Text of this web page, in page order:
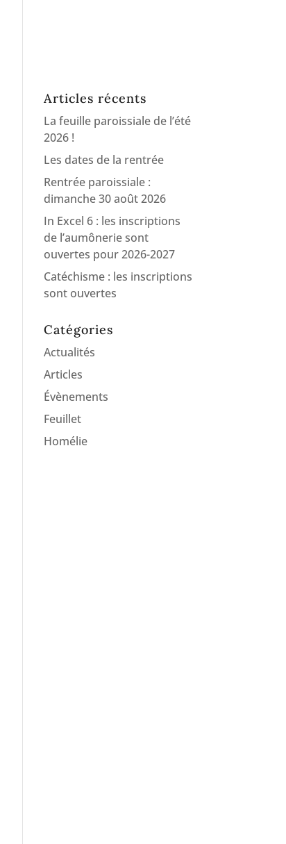
Articles récents
La feuille paroissiale de l’été
2026 !
Les dates de la rentrée
Rentrée paroissiale :
dimanche 30 août 2026
In Excel 6 : les inscriptions
de l’aumônerie sont
ouvertes pour 2026-2027
Catéchisme : les inscriptions
sont ouvertes
Catégories
Actualités
Articles
Évènements
Feuillet
Homélie